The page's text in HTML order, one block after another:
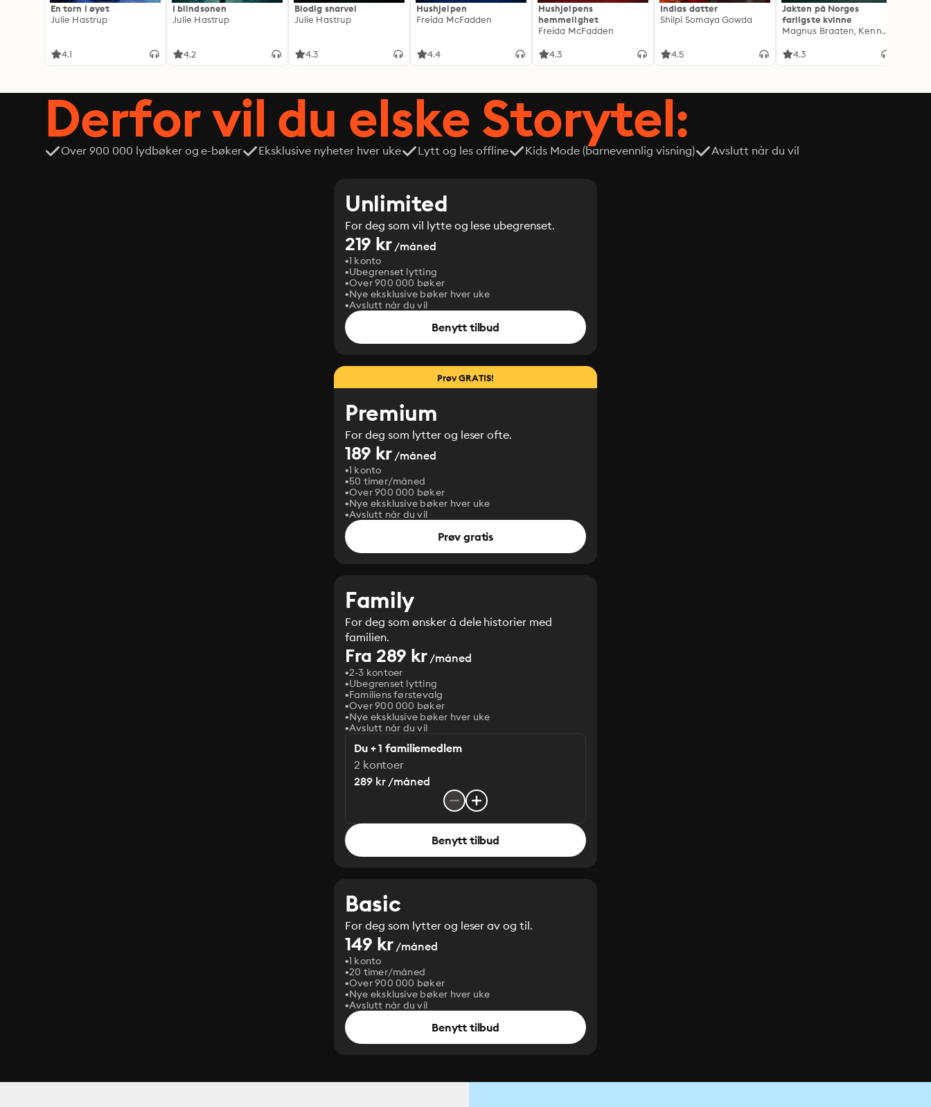
En torn i øyet
Julie Hastrup
4.1
I blindsonen
Julie Hastrup
4.2
Blodig snarvei
Julie Hastrup
4.3
Hushjelpen
Freida McFadden
4.4
Hushjelpens
hemmelighet
Freida McFadden
4.3
Indias datter
Shilpi Somaya Gowda
4.5
Jakten på Norges
farligste kvinne
Magnus Braaten, Kenneth Fossheim
4.3
Derfor vil du elske Storytel:
Over 900 000 lydbøker og e-bøker Eksklusive nyheter hver uke Lytt og les offline Kids Mode (barnevennlig visning) Avslutt når du vil
Unlimited
For deg som vil lytte og lese ubegrenset.
219 kr/måned
1 konto
Ubegrenset lytting
Over 900 000 bøker
Nye eksklusive bøker hver uke
Avslutt når du vil
Benytt tilbud
Prøv GRATIS!
Premium
For deg som lytter og leser ofte.
189 kr/måned
1 konto
50 timer/måned
Over 900 000 bøker
Nye eksklusive bøker hver uke
Avslutt når du vil
Prøv gratis
Family
For deg som ønsker å dele historier med
familien.
Fra 289 kr/måned
2-3 kontoer
Ubegrenset lytting
Familiens førstevalg
Over 900 000 bøker
Nye eksklusive bøker hver uke
Avslutt når du vil
Du + 1 familiemedlem
2 kontoer
289 kr /måned
Benytt tilbud
Basic
For deg som lytter og leser av og til.
149 kr/måned
1 konto
20 timer/måned
Over 900 000 bøker
Nye eksklusive bøker hver uke
Avslutt når du vil
Benytt tilbud